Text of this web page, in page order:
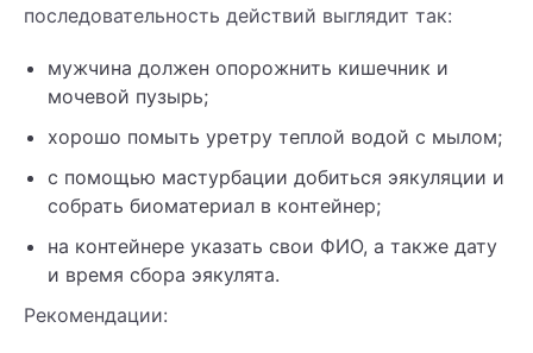
последовательность действий выглядит так:
мужчина должен опорожнить кишечник и
мочевой пузырь;
хорошо помыть уретру теплой водой с мылом;
с помощью мастурбации добиться эякуляции и
собрать биоматериал в контейнер;
на контейнере указать свои ФИО, а также дату
и время сбора эякулята.
Рекомендации: